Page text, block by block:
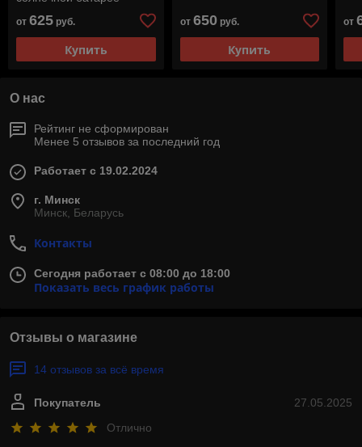
от 625 руб.
Купить
от 650руб.
Купить
от
О нас
Рейтинг не сформирован
Менее 5 отзывов за последний год
Работает с 19.02.2024
г. Минск
Минск, Беларусь
Контакты
Сегодня работает с 08:00 до 18:00
Показать весь график работы
Отзывы о магазине
14 отзывов за всё время
27.05.2025
Покупатель
Отлично